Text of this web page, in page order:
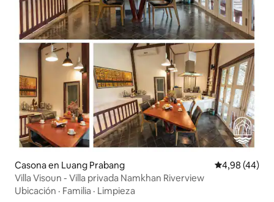
Casona en Luang Prabang Calificación
4,98 (44)
Villa Visoun - Villa privada Namkhan Riverview
Ubicación · Familia · Limpieza